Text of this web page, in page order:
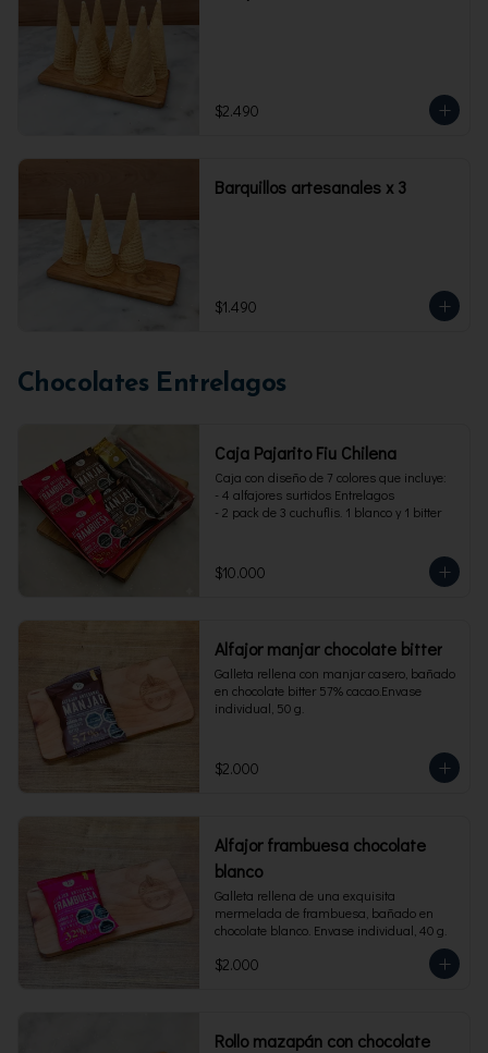
$2.490
Barquillos artesanales x 3
$1.490
Chocolates Entrelagos
Caja Pajarito Fiu Chilena
Caja con diseño de 7 colores que incluye:
- 4 alfajores surtidos Entrelagos
- 2 pack de 3 cuchuflis. 1 blanco y 1 bitter
$10.000
Alfajor manjar chocolate bitter
Galleta rellena con manjar casero, bañado
en chocolate bitter 57% cacao.Envase
individual, 50 g.
$2.000
Alfajor frambuesa chocolate
blanco
Galleta rellena de una exquisita
mermelada de frambuesa, bañado en
chocolate blanco. Envase individual, 40 g.
$2.000
Rollo mazapán con chocolate